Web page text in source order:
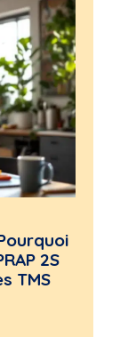
2S
TMS